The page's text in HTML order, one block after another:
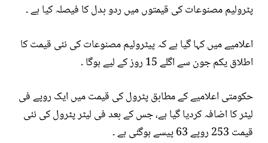
پٹرولیم مصنوعات کی قیمتوں میں ردو بدل کا فیصلہ کیا ہے ۔
اعلامیے میں کہا گیا ہے کہ پیٹرولیم مصنوعات کی نئی قیمت کا
اطلاق یکم جون سے اگلے 15 روز کے لیے ہوگا ۔
حکومتی اعلامیے کے مطابق پٹرول کی قیمت میں ایک روپے فی
لیٹر کا اضافہ کردیا گیا ہے، جس کے بعد فی لیٹر پٹرول کی نئی
قیمت 253 روپے 63 پیسے ہوگئی ہے ۔